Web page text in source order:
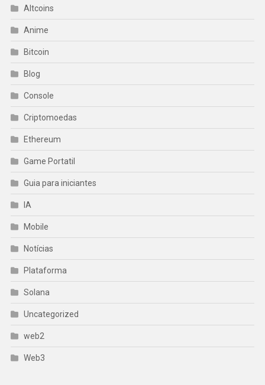
Altcoins
Anime
Bitcoin
Blog
Console
Criptomoedas
Ethereum
Game Portatil
Guia para iniciantes
IA
Mobile
Notícias
Plataforma
Solana
Uncategorized
web2
Web3